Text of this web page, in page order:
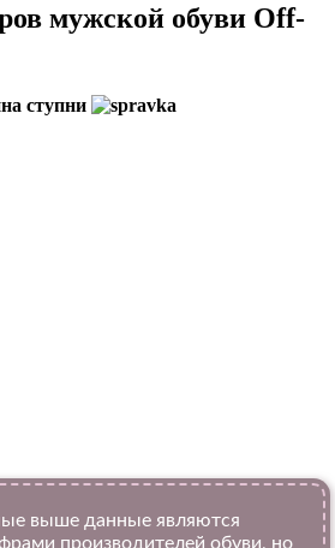
мужской обуви Off-
ступни
выше данные являются
производителей обуви, но